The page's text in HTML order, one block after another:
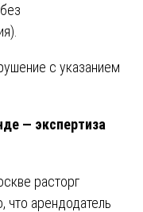
с указанием
— экспертиза
расторг
что арендодатель